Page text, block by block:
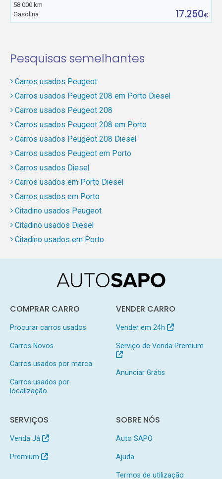
58.000 km
Gasolina
17.250€
Pesquisas semelhantes
Carros usados Peugeot
Carros usados Peugeot 208 em Porto Diesel
Carros usados Peugeot 208
Carros usados Peugeot 208 em Porto
Carros usados Peugeot 208 Diesel
Carros usados Peugeot em Porto
Carros usados Diesel
Carros usados em Porto Diesel
Carros usados em Porto
Citadino usados Peugeot
Citadino usados Diesel
Citadino usados em Porto
COMPRAR CARRO
Procurar carros usados
Carros Novos
Carros usados por marca
Carros usados por
localização
VENDER CARRO
Vender em 24h
Serviço de Venda Premium
Anunciar Grátis
SERVIÇOS
Venda Já
Premium
SOBRE NÓS
Auto SAPO
Ajuda
Termos de utilização